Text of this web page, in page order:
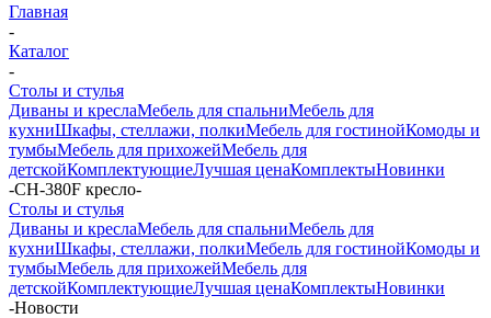
Главная
-
Каталог
-
Столы и стулья
Диваны и креслаМебель для спальниМебель для
кухниШкафы, стеллажи, полкиМебель для гостинойКомоды и
тумбыМебель для прихожейМебель для
детскойКомплектующиеЛучшая ценаКомплектыНовинки
-CH-380F кресло-
Столы и стулья
Диваны и креслаМебель для спальниМебель для
кухниШкафы, стеллажи, полкиМебель для гостинойКомоды и
тумбыМебель для прихожейМебель для
детскойКомплектующиеЛучшая ценаКомплектыНовинки
-Новости